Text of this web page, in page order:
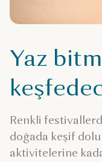
Yaz
Renkli
doğada keşif
aktivitelerine